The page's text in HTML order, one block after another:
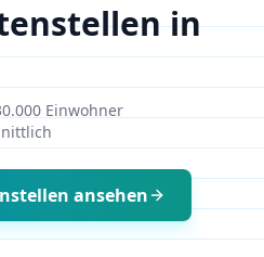
in
Einwohner
ansehen